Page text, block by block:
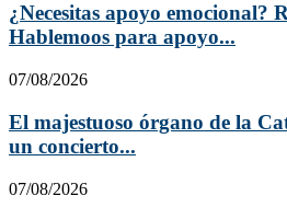
¿Necesitas apoyo emocional?
Hablemoos para apoyo...
07/08/2026
El majestuoso órgano de la
un concierto...
07/08/2026